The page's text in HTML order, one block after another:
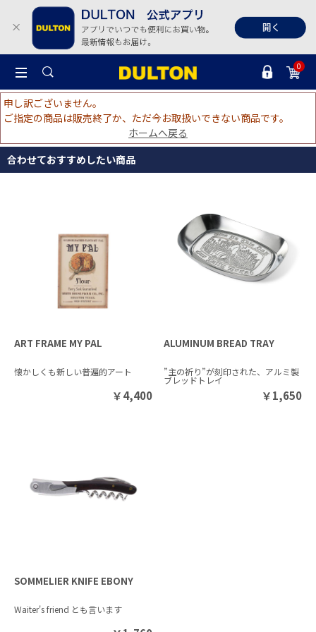
0
申し訳ございません。
ご指定の商品は販売終了か、ただ今お取扱いできない商品です。
ホームへ戻る
合わせておすすめしたい商品
ART FRAME MY PAL
懐かしくも新しい普遍的アート
￥4,400
ALUMINUM BREAD TRAY
”主の祈り”が刻印された、アルミ製
ブレッドトレイ
￥1,650
SOMMELIER KNIFE EBONY
Waiter's friend とも言います